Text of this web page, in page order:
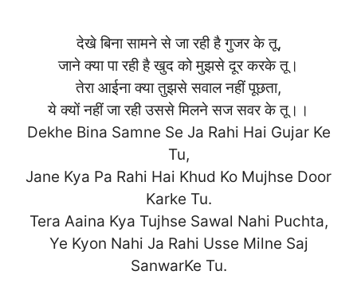
देखे बिना सामने से जा रही है गुजर के तू,
जाने क्या पा रही है खुद को मुझसे दूर करके तू।
तेरा आईना क्या तुझसे सवाल नहीं पूछता,
ये क्यों नहीं जा रही उससे मिलने सज सवर के तू।।
Dekhe Bina Samne Se Ja Rahi Hai Gujar Ke
Tu,
Jane Kya Pa Rahi Hai Khud Ko Mujhse Door
Karke Tu.
Tera Aaina Kya Tujhse Sawal Nahi Puchta,
Ye Kyon Nahi Ja Rahi Usse Milne Saj
SanwarKe Tu.